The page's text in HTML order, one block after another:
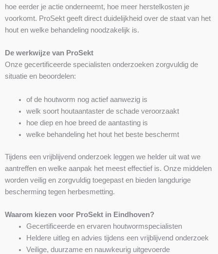
hoe eerder je actie onderneemt, hoe meer herstelkosten je
voorkomt. ProSekt geeft direct duidelijkheid over de staat van het
hout en welke behandeling noodzakelijk is.
De werkwijze van ProSekt
Onze gecertificeerde specialisten onderzoeken zorgvuldig de
situatie en beoordelen:
of de houtworm nog actief aanwezig is
welk soort houtaantaster de schade veroorzaakt
hoe diep en hoe breed de aantasting is
welke behandeling het hout het beste beschermt
Tijdens een vrijblijvend onderzoek leggen we helder uit wat we
aantreffen en welke aanpak het meest effectief is. Onze middelen
worden veilig en zorgvuldig toegepast en bieden langdurige
bescherming tegen herbesmetting.
Waarom kiezen voor ProSekt in Eindhoven?
Gecertificeerde en ervaren houtwormspecialisten
Heldere uitleg en advies tijdens een vrijblijvend onderzoek
Veilige, duurzame en nauwkeurig uitgevoerde